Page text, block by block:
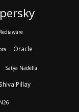
Oracle
Satya Nadella
Shiva Pillay